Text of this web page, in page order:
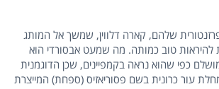
שלהם, קארה דלווין, שמשך אל המותג
להיראות טוב כמותה. מה שמעט אבסורדי הוא
כפי שהוא נראה בקמפיינים, שכן הדוגמנית
עור כרונית בשם פסוריאזיס (ספחת) המייצרת